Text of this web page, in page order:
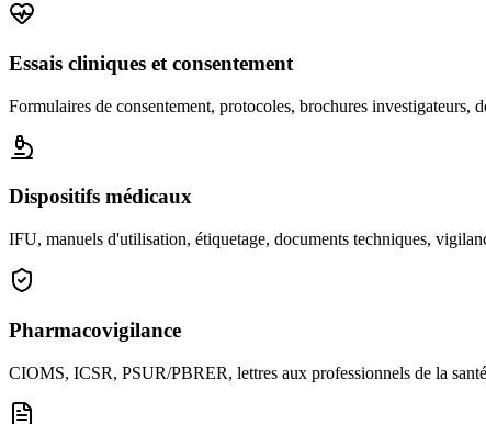
Essais cliniques et consentement
Formulaires de consentement, protocoles, brochures investigateurs,
Dispositifs médicaux
IFU, manuels d'utilisation, étiquetage, documents techniques,
Pharmacovigilance
CIOMS, ICSR, PSUR/PBRER, lettres aux professionnels de la